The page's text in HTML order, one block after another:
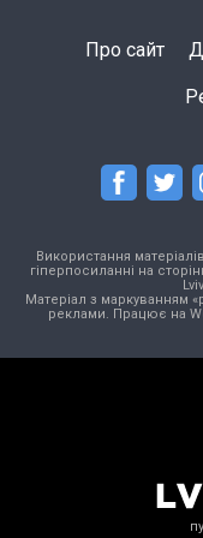
Про сайт
Використання
гіперпосиланні на
Матеріал з маркуванням
реклами. Працює на